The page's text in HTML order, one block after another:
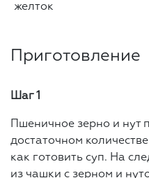
желток
Приготовление
Шаг 1
Пшеничное зерно и нут
достаточном
как готовить суп. На
из чашки с зерном и